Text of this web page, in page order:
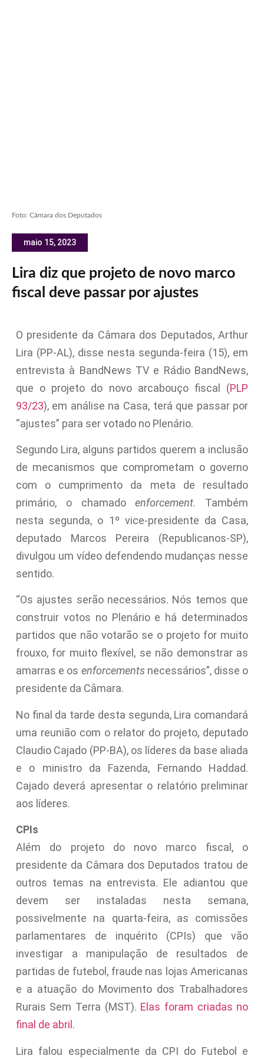
Foto: Câmara dos Deputados
maio 15, 2023
Lira diz que projeto de novo marco
fiscal deve passar por ajustes
O presidente da Câmara dos Deputados, Arthur
Lira (PP-AL), disse nesta segunda-feira (15), em
entrevista à BandNews TV e Rádio BandNews,
que o projeto do novo arcabouço fiscal (PLP
93/23), em análise na Casa, terá que passar por
“ajustes” para ser votado no Plenário.
Segundo Lira, alguns partidos querem a inclusão
de mecanismos que comprometam o governo
com o cumprimento da meta de resultado
primário, o chamadoenforcement. Também
nesta segunda, o 1º vice-presidente da Casa,
deputado Marcos Pereira (Republicanos-SP),
divulgou um vídeo defendendo mudanças nesse
sentido.
“Os ajustes serão necessários. Nós temos que
construir votos no Plenário e há determinados
partidos que não votarão se o projeto for muito
frouxo, for muito flexível, se não demonstrar as
amarras e os enforcementsnecessários”, disse o
presidente da Câmara.
No final da tarde desta segunda, Lira comandará
uma reunião com o relator do projeto, deputado
Claudio Cajado (PP-BA), os líderes da base aliada
e o ministro da Fazenda, Fernando Haddad.
Cajado deverá apresentar o relatório preliminar
aos líderes.
CPIs
Além do projeto do novo marco fiscal, o
presidente da Câmara dos Deputados tratou de
outros temas na entrevista. Ele adiantou que
devem ser instaladas nesta semana,
possivelmente na quarta-feira, as comissões
parlamentares de inquérito (CPIs) que vão
investigar a manipulação de resultados de
partidas de futebol, fraude nas lojas Americanas
e a atuação do Movimento dos Trabalhadores
Rurais Sem Terra (MST). Elas foram criadas no
final de abril .
Lira falou especialmente da CPI do Futebol e